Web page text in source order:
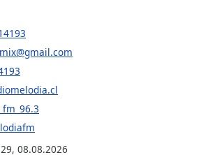
, 08.08.2026